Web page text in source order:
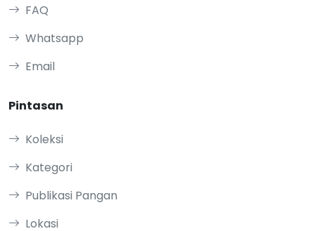
FAQ
Whatsapp
Email
Pintasan
Koleksi
Kategori
Publikasi Pangan
Lokasi